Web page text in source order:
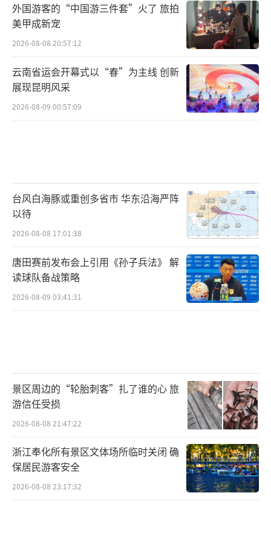
外国游客的“中国游三件套”火了 旅拍
美甲成新宠
2026-08-08 20:57:12
云南省运会开幕式以“春”为主线 创新
展现昆明风采
2026-08-09 00:57:09
台风白海豚或重创多省市 华东沿海严阵
以待
2026-08-08 17:01:38
唐田赛前发布会上引用《孙子兵法》 解
读球队备战策略
2026-08-09 03:41:31
景区周边的“轮胎刺客”扎了谁的心 旅
游信任受损
2026-08-08 21:47:22
浙江奉化所有景区文体场所临时关闭 确
保居民游客安全
2026-08-08 23:17:32